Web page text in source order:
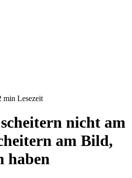
min Lesezeit
nicht am
am Bild,
haben